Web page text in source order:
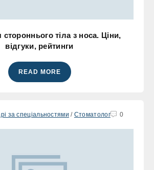
тіла з носа. Ціни,
відгуки, рейтинги
READ MORE
за спеціальностями / Стоматолог 0